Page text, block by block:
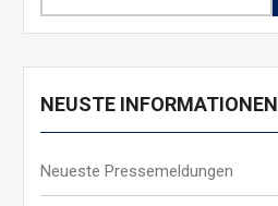
NEUSTE INFORMATIONEN
Neueste Pressemeldungen